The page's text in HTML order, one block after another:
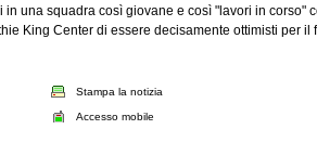
una squadra così giovane e così "lavori in corso"
King Center di essere decisamente ottimisti per il
Stampa la notizia
Accesso mobile